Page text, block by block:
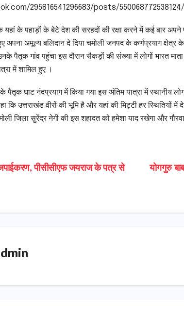
295816541296683/posts/550068772538124/
यहां के पहाड़ों के बेटे देश की सरहदों की रक्षा करने में कई बार
अपना अमूल्य बलिदान दे दिया चमोली जनपद के कर्णप्रयाग
पैतृक गांव पहुंचा इस दौरान सैकड़ों की संख्या में लोगों भारत
में शामिल हुए ।
पैतृक घाट नंदप्रयाग में किया गया इस अंतिम यात्रा में स्थानीय
कि उत्तराखंड वीरों की भूमि है और यहां की मिट्टी हर
जिला सुरेंद्र नेगी की इस शहादत को हमेशा याद रखेगा और
योगगुरु
पीसीसीएफ जयराज के पत्र से